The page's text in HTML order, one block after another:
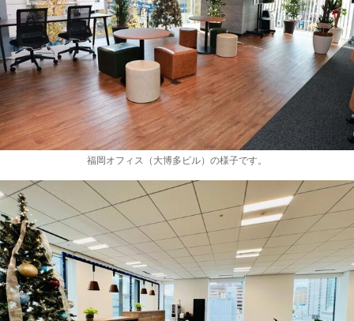
福岡オフィス（大博多ビル）の様子です。